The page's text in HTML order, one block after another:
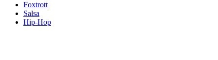
Foxtrott
Salsa
Hip-Hop